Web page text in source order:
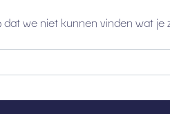
dat we niet kunnen vinden wat je